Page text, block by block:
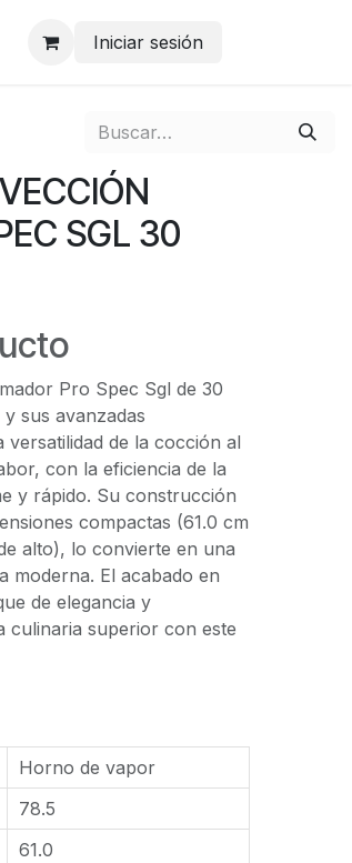
Iniciar sesión
SGL 30
Pro Spec Sgl de 30
sus avanzadas
de la cocción al
con la eficiencia de la
y rápido. Su construcción
compactas (61.0 cm
alto), lo convierte en una
moderna. El acabado en
de elegancia y
culinaria superior con este
Horno de vapor
78.5
61.0